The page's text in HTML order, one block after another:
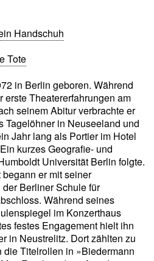
Handschuh
Tote
in Berlin geboren. Während
Theatererfahrungen am
seinem Abitur verbrachte er
Tagelöhner in Neuseeland und
Jahr lang als Portier im Hotel
kurzes Geografie- und
Universität Berlin folgte.
er mit seiner
Berliner Schule für
Während seines
im Konzerthaus
festes Engagement hielt ihn
in Neustrelitz. Dort zählten zu
Titelrollen in »Biedermann